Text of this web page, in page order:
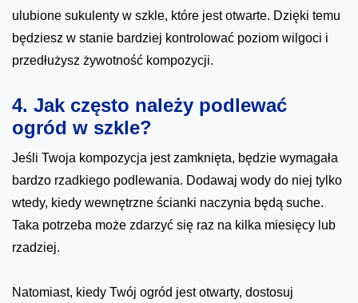
ulubione sukulenty w szkle, które jest otwarte. Dzięki temu
będziesz w stanie bardziej kontrolować poziom wilgoci i
przedłużysz żywotność kompozycji.
4. Jak często należy podlewać
ogród w szkle?
Jeśli Twoja kompozycja jest zamknięta, będzie wymagała
bardzo rzadkiego podlewania. Dodawaj wody do niej tylko
wtedy, kiedy wewnętrzne ścianki naczynia będą suche.
Taka potrzeba może zdarzyć się raz na kilka miesięcy lub
rzadziej.
Natomiast, kiedy Twój ogród jest otwarty, dostosuj